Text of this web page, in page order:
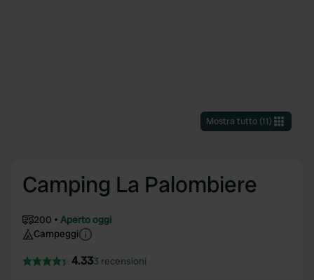
Mostra tutto(11)
Camping La Palombiere
200
Aperto oggi
Campeggi
4.333 recensioni